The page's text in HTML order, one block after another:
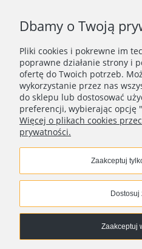
zastrzeżone
Dbamy o Twoją
Pliki cookies i pokrewne im
poprawne działanie strony i
ofertę do Twoich potrzeb.
wykorzystanie przez nas
do sklepu lub dostosować
preferencji, wybierając opcję
Więcej o plikach cookies
prywatności.
Zaakceptuj
Dostosuj
Zaakceptuj